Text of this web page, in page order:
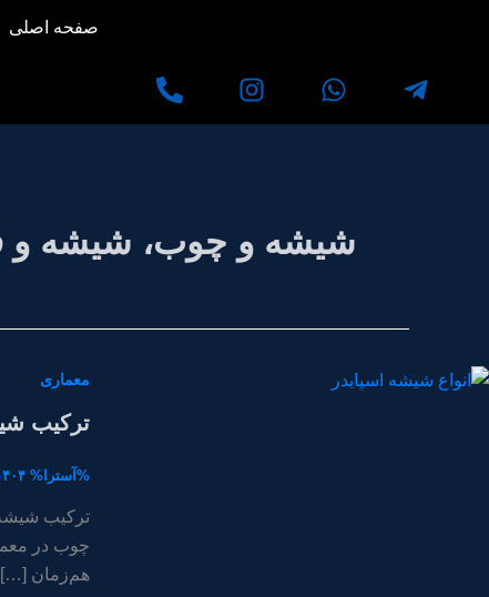
صفحه اصلی
شیشه و چوب، شیشه و
معماری
ترکیب
%آسترا% ۰۹/
ترکیب
چوب در
هم‌زمان […]